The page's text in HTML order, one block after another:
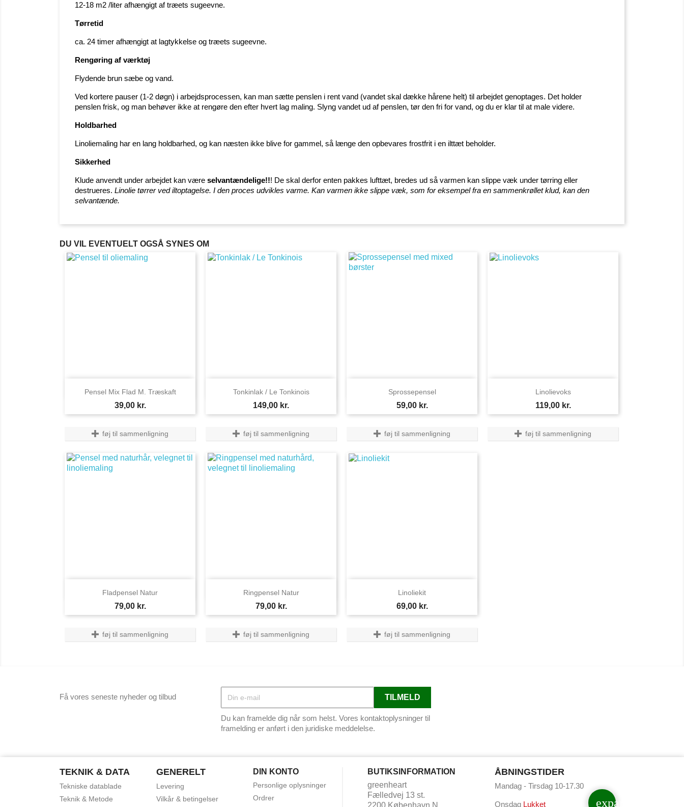
12-18 m2 /liter afhængigt af træets sugeevne.
Tørretid
ca. 24 timer afhængigt at lagtykkelse og træets sugeevne.
Rengøring af værktøj
Flydende brun sæbe og vand.
Ved kortere pauser (1-2 døgn) i arbejdsprocessen, kan man sætte penslen i rent vand (vandet skal dække hårene helt) til arbejdet genoptages. Det holder
penslen frisk, og man behøver ikke at rengøre den efter hvert lag maling. Slyng vandet ud af penslen, tør den fri for vand, og du er klar til at male videre.
Holdbarhed
Linoliemaling har en lang holdbarhed, og kan næsten ikke blive for gammel, så længe den opbevares frostfrit i en ilttæt beholder.
Sikkerhed
Klude anvendt under arbejdet kan være selvantændelige!!! De skal derfor enten pakkes lufttæt, bredes ud så varmen kan slippe væk under tørring eller
destrueres. Linolie tørrer ved iltoptagelse. I den proces udvikles varme. Kan varmen ikke slippe væk, som for eksempel fra en sammenkrøllet klud, kan den
selvantænde.
DU VIL EVENTUELT OGSÅ SYNES OM
Pensel Mix Flad M. Træskaft
Pris
39,00 kr.
 Vis her
føj til sammenligning
Tonkinlak / Le Tonkinois
Pris
149,00 kr.
 Vis her
føj til sammenligning
Sprossepensel
Pris
59,00 kr.
 Vis her
føj til sammenligning
Linolievoks
Pris
119,00 kr.
 Vis her
føj til sammenligning
Fladpensel Natur
Pris
79,00 kr.
 Vis her
føj til sammenligning
Ringpensel Natur
Pris
79,00 kr.
 Vis her
føj til sammenligning
Linoliekit
Pris
69,00 kr.
 Vis her
føj til sammenligning
Få vores seneste nyheder og tilbud
Du kan framelde dig når som helst. Vores kontaktoplysninger til
framelding er anført i den juridiske meddelelse.
TEKNIK & DATA
Tekniske datablade
Teknik & Metode
GENERELT
Levering
Vilkår & betingelser
DIN KONTO
Personlige oplysninger
Ordrer
BUTIKSINFORMATION
greenheart
Fælledvej 13 st.
2200 København N
ÅBNINGSTIDER
Mandag - Tirsdag 10-17.30
Onsdag Lukket expand_less